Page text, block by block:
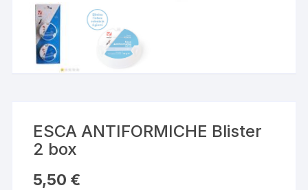
ESCA ANTIFORMICHE Blister
2 box
5,50 €